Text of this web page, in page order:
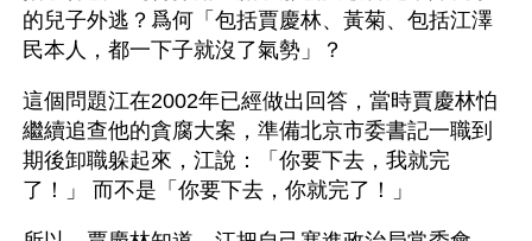
的兒子外逃？爲何「包括賈慶林、黃菊、包括江澤
民本人，都一下子就沒了氣勢」？
這個問題江在2002年已經做出回答，當時賈慶林怕
繼續追查他的貪腐大案，準備北京市委書記一職到
期後卸職躲起來，江說：「你要下去，我就完
了！」 而不是「你要下去，你就完了！」